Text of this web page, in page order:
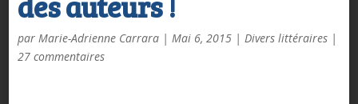
par Marie-Adrienne Carrara| Mai 6, 2015| Divers littéraires|
27 commentaires